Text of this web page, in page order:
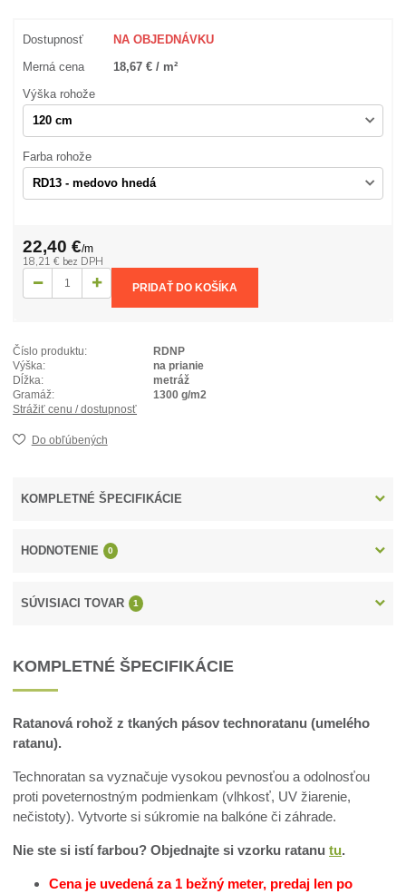
Dostupnosť NA OBJEDNÁVKU
Merná cena 18,67 € / m²
Výška rohože
Farba rohože
22,40 €/m
18,21 € bez DPH
PRIDAŤ DO KOŠÍKA
Číslo produktu:
RDNP
Výška:
na prianie
Dĺžka:
metráž
Gramáž:
1300 g/m2
Strážiť cenu / dostupnosť
Do obľúbených
KOMPLETNÉ ŠPECIFIKÁCIE
HODNOTENIE 0
SÚVISIACI TOVAR 1
KOMPLETNÉ ŠPECIFIKÁCIE
Ratanová rohož z tkaných pásov technoratanu (umelého
ratanu).
Technoratan sa vyznačuje vysokou pevnosťou a odolnosťou
proti poveternostným podmienkam (vlhkosť, UV žiarenie,
nečistoty). Vytvorte si súkromie na balkóne či záhrade.
Nie ste si istí farbou? Objednajte si vzorku ratanutu.
Cena je uvedená za 1 bežný meter, predaj len po